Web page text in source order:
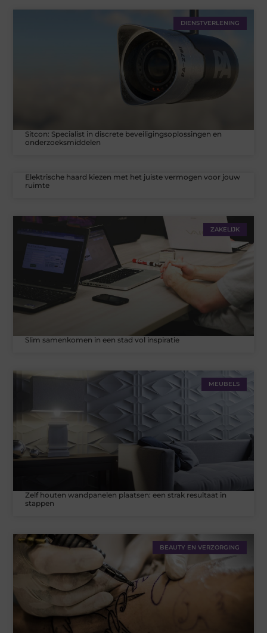
DIENSTVERLENING
Sitcon: Specialist in discrete beveiligingsoplossingen en
onderzoeksmiddelen
Elektrische haard kiezen met het juiste vermogen voor jouw
ruimte
ZAKELIJK
Slim samenkomen in een stad vol inspiratie
MEUBELS
Zelf houten wandpanelen plaatsen: een strak resultaat in
stappen
BEAUTY EN VERZORGING